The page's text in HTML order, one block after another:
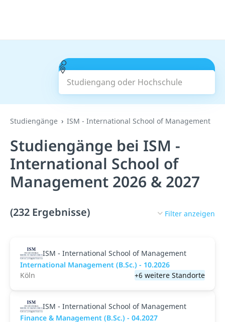
Studiengang oder Hochschule
Suchen
Studiengänge ISM - International School of Management
Studiengänge bei ISM -
International School of
Management 2026 & 2027
(232 Ergebnisse) Filter anzeigen
ISM - International School of Management
International Management (B.Sc.) - 10.2026
Köln
+6 weitere Standorte
ISM - International School of Management
Finance & Management (B.Sc.) - 04.2027